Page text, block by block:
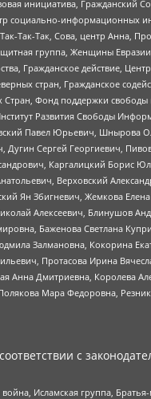
инициатива, Гражданский
социально-информационных
Так-Так, Сова, центр Анна,
группа, Женщины
Гражданское действие,
стран, Гражданское
Фонд поддержки
Развития Свободы
Павел Юрьевич, Шнырова
Дугин Сергей Георгиевич,
Каргалицкий Борис
Верховский
Ян Збигневич, Жемкова
Алексеевич, Блинушов
Баженова Светлана
Залмановна, Кокорина
Протасова Ирина
Дмитриевна, Королева
Мара Федоровна,
с
Исламская группа,